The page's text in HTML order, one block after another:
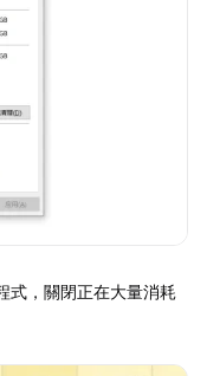
式，關閉正在大量消耗